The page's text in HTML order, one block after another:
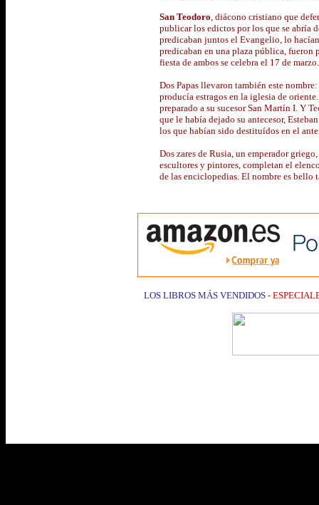
San Teodoro, diácono cristiano que
publicar los edictos por los que se abría
predicaban juntos el Evangelio, lo
predicaban en una plaza pública, fueron
fiesta de ambos se celebra el 17 de marzo.
Dos Papas llevaron también este
producía estragos en la iglesia de
preparado a su sucesor San Martín I. Y
que le había dejado su antecesor,
los que habían sido destituídos en el
Dos zares de Rusia, un emperador
escultores y pintores, completan el
de las enciclopedias. El nombre es bello
LOS LIBROS MÁS VENDIDOS-